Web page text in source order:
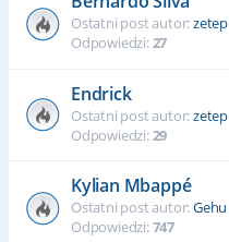
Ostatni post autor:zetep
Odpowiedzi:27
Endrick
Ostatni post autor:zetep
Odpowiedzi:29
Kylian Mbappé
Ostatni post autor:Gehu
Odpowiedzi:747